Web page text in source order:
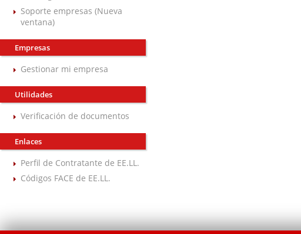
Soporte empresas (Nueva
ventana)
Empresas
Gestionar mi empresa
Utilidades
Verificación de documentos
Enlaces
Perfil de Contratante de EE.LL.
Códigos FACE de EE.LL.